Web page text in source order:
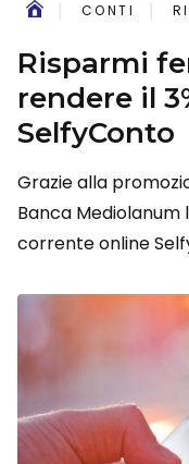
CONTI
Risparmi
rendere il
SelfyConto
Grazie alla
Banca
corrente online